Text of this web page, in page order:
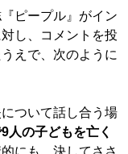
ピープル』がイン
し、コメントを投
えで、次のように
ついて話し合う場
人の子どもを亡く